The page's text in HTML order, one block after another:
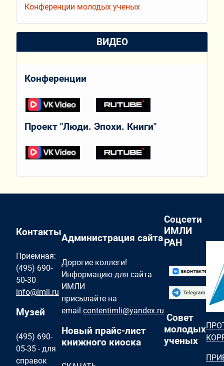
Конференции молодых ученых
ВИДЕО
Конференции
Проект "Люди. Эпохи. Книги"
Контакты
Приемная:
(495) 690-
50-30
info@imli.ru
Музей
(495) 690-
05-35 - для
справок
Администрация сайта
Дорогие коллеги!
Информацию для сайта
ИМЛИ
присылайте на
email contentimli@yandex.ru
Новый прайс-лист
книжного киоска
Соцсети
ИМЛИ
РАН
Совет
молодых
ученых